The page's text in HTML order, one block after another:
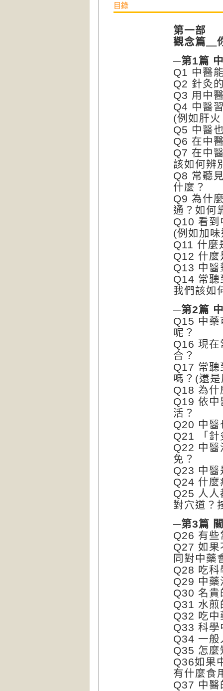
目錄
第一部
觀念篇＿
─第1篇
Q1 中醫
Q2 針灸
Q3 用中
Q4 中醫
(例如肝
Q5 中醫
Q6 在中
Q7 在中
該如何辨
Q8 常聽
什麼？
Q9 為什
通？如何
Q10 看到
(例如加
Q11 什麼
Q12 什麼
Q13 中醫
Q14 常聽
我們該如
─第2篇
Q15 中藥
呢？
Q16 現在
合？
Q17 常聽
嗎？(還
Q18 為什
Q19 依中
活？
Q20 中醫
Q21 「針
Q22 中醫
免？
Q23 中醫
Q24 什麼
Q25 人人
對穴道？
─第3篇
Q26 有些
Q27 如果
同對中藥
Q28 吃科
Q29 中藥
Q30 名貴
Q31 水煎
Q32 吃中
Q33 科學
Q34 一般
Q35 怎麼
Q36如果
有什麼食
Q37 中醫